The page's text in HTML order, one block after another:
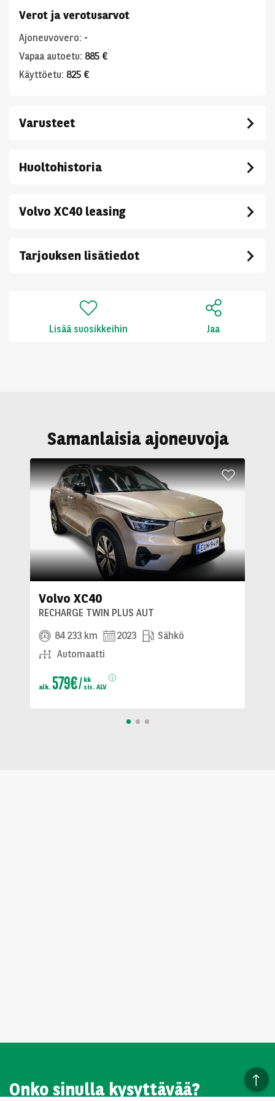
Verot ja verotusarvot
Ajoneuvovero: -
Vapaa autoetu: 885 €
Käyttöetu: 825 €
Varusteet
Huoltohistoria
Volvo XC40 leasing
Tarjouksen lisätiedot
Lisää suosikkeihin Jaa
Samanlaisia ajoneuvoja
Volvo XC40
RECHARGE TWIN PLUS AUT
84 233 km
2023
Sähkö
Automaatti
alk. 579€
kk
sis. ALV
Onko sinulla kysyttävää?